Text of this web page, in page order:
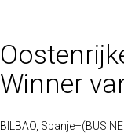
Winner
BILBAO,